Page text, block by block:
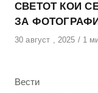
СВЕТОТ КОИ
ЗА
Објавено
30 август , 2025 1
КАтегорија
Вести